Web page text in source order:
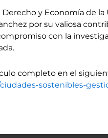
y Economía de
por su valiosa
con la
completo en el
sostenibles-